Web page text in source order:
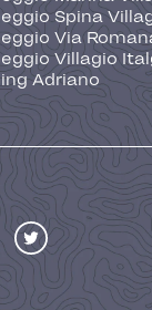
Spina
Via
Villagio
Adriano